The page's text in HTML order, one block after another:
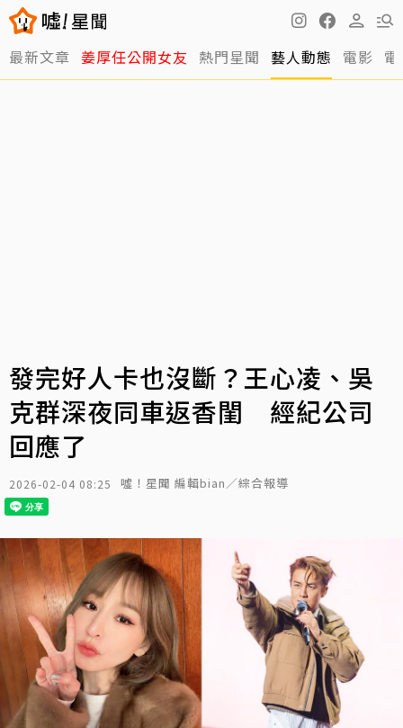
最新文章 姜厚任公開女友 熱門星聞 藝人動態 電影
發完好人卡也沒斷？王心凌、吳
克群深夜同車返香閨 經紀公司
回應了
2026-02-04 08:25 噓！星聞 編輯bian／綜合報導